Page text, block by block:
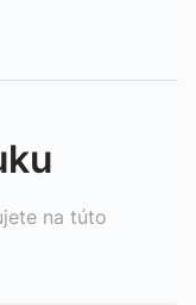
na túto